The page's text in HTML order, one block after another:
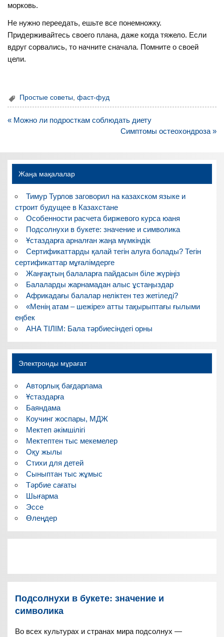
морковь.
Не нужно переедать, ешьте все понемножку.
Придерживайтесь своего плана, даже когда тяжело. Если
вдруг сорвались, то начните сначала. Помните о своей
цели.
Простые советы,фаст-фуд
Навигация
« Можно ли подросткам соблюдать диету
Симптомы остеохондроза »
Жаңа мақалалар
Тимур Турлов заговорил на казахском языке и
строит будущее в Казахстане
Особенности расчета биржевого курса юаня
Подсолнухи в букете: значение и символика
Ұстаздарға арналған жаңа мүмкіндік
Сертификаттарды қалай тегін алуға болады? Тегін
сертификаттар мұғалімдерге
Жаңғақтың балаларға пайдасын біле жүріңіз
Балаларды жарнамадан алыс ұстаңыздар
Африкадағы балалар неліктен тез жетіледі?
«Менің атам – шежіре» атты тақырыптағы ғылыми
еңбек
АНА ТІЛІМ: Бала тәрбиесіндегі орны
Электронды мұрағат
Авторлық бағдарлама
Ұстаздарға
Баяндама
Коучинг жоспары, МДЖ
Мектеп әкімшілігі
Мектептен тыс мекемелер
Оқу жылы
Стихи для детей
Сыныптан тыс жұмыс
Тәрбие сағаты
Шығарма
Эссе
Өлеңдер
Подсолнухи в букете: значение и
символика
Во всех культурах и странах мира подсолнух —